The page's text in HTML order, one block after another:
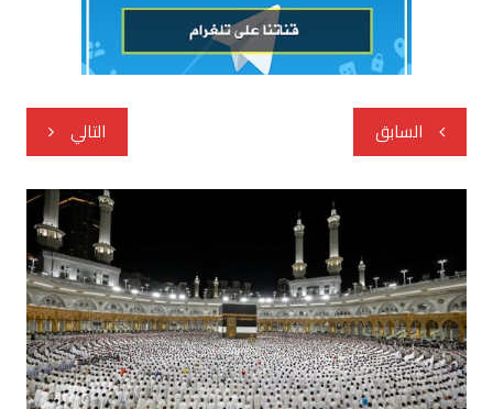
تصفّح
المقالات
السابق التالي